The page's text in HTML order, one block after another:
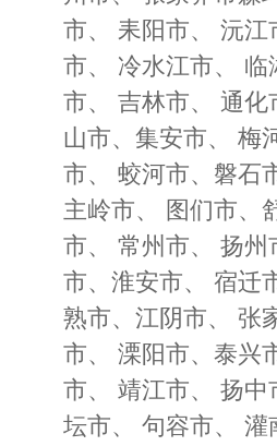
市、 耒阳市、 沅
市、 冷水江市、
市、 吉林市、 通
山市、集安市、 梅
市、 蛟河市、磐石
主岭市、 图们市、
市、 常州市、 扬
市、淮安市、 宿迁
熟市、江阴市、 张
市、 溧阳市、泰兴
市、 靖江市、 扬
坛市、 句容市、